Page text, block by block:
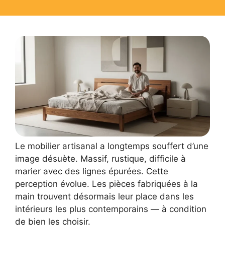
Le mobilier artisanal a longtemps souffert d’une
image désuète. Massif, rustique, difficile à
marier avec des lignes épurées. Cette
perception évolue. Les pièces fabriquées à la
main trouvent désormais leur place dans les
intérieurs les plus contemporains — à condition
de bien les choisir.